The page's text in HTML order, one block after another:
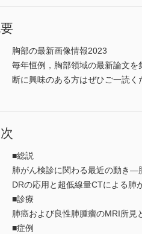
胸部の最新画像情報2023
毎年恒例，胸部領域の最新論文
断に興味のある方はぜひご一読く
■総説
肺がん検診に関わる最近の動き
DRの応用と超低線量CTによる
■診療
肺癌および良性肺腫瘤のMRI所
■症例